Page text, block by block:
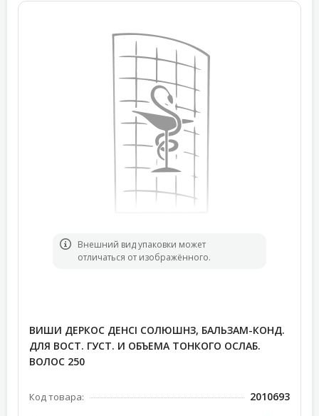
Bнешний вид упаковки может
отличаться от изображённого.
ВИШИ ДЕРКОС ДЕНСІ СОЛЮШНЗ, БАЛЬЗАМ-КОНД.
ДЛЯ ВОСТ. ГУСТ. И ОБЪЕМА ТОНКОГО ОСЛАБ.
ВОЛОС 250
Код товара: 2010693